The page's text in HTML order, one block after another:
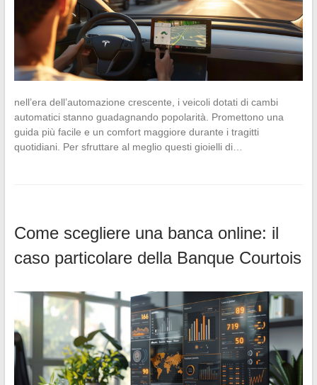
nell’era dell’automazione crescente, i veicoli dotati di cambi
automatici stanno guadagnando popolarità. Promettono una
guida più facile e un comfort maggiore durante i tragitti
quotidiani. Per sfruttare al meglio questi gioielli di…
Come scegliere una banca online: il
caso particolare della Banque Courtois